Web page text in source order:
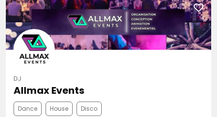
DJ
Allmax Events
Dance House Disco